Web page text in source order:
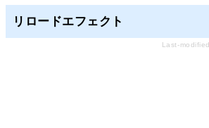
リロードエフェクト
Last-